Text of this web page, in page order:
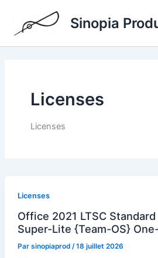
contenu
Sinopia
Licenses
Licenses
Licenses
Office 2021 LTSC
Super-Lite {Team-OS}
Par sinopiaprod /18 juillet 2026